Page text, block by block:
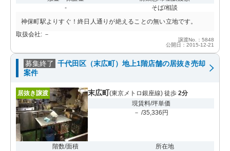
-
そば/相談
神保町駅よりすぐ！終日人通りが絶えることの無い立地です。
取扱会社: －
譲渡No.：5848
公開日：2015-12-21
募集終了 千代田区（末広町）地上1階店舗の居抜き売却
案件
居抜き譲渡 末広町(東京メトロ銀座線) 徒歩 2分
現賃料/坪単価
－ /35,336円
階数/面積 所在地